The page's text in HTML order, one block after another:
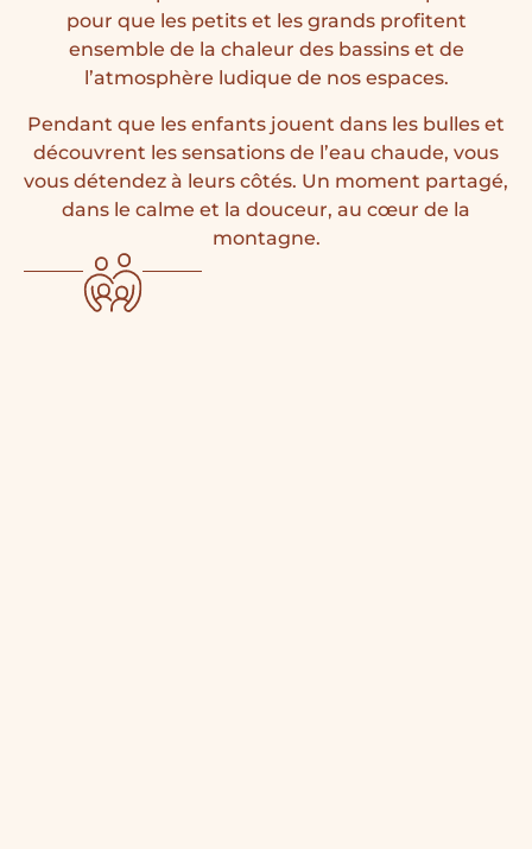
pour que les petits et les grands profitent
ensemble de la chaleur des bassins et de
l’atmosphère ludique de nos espaces.
Pendant que les enfants jouent dans les bulles et
découvrent les sensations de l’eau chaude, vous
vous détendez à leurs côtés. Un moment partagé,
dans le calme et la douceur, au cœur de la
montagne.